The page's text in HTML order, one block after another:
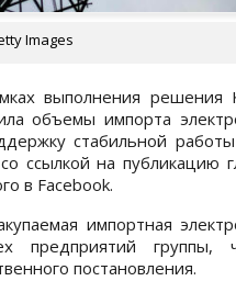
Images
выполнения решения
объемы импорта
стабильной
ссылкой на публикацию
в Facebook.
импортная
предприятий группы,
постановления.